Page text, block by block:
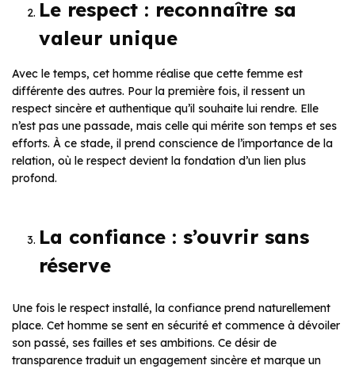
Le respect : reconnaître sa
valeur unique
Avec le temps, cet homme réalise que cette femme est
différente des autres. Pour la première fois, il ressent un
respect sincère et authentique qu’il souhaite lui rendre. Elle
n’est pas une passade, mais celle qui mérite son temps et ses
efforts. À ce stade, il prend conscience de l’importance de la
relation, où le respect devient la fondation d’un lien plus
profond.
La confiance : s’ouvrir sans
réserve
Une fois le respect installé, la confiance prend naturellement
place. Cet homme se sent en sécurité et commence à dévoiler
son passé, ses failles et ses ambitions. Ce désir de
transparence traduit un engagement sincère et marque un